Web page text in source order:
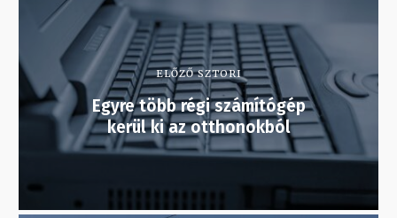
ELŐZŐ SZTORI
Egyre több régi számítógép
kerül ki az otthonokból